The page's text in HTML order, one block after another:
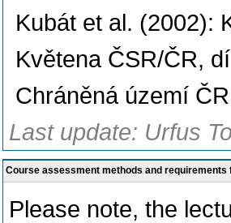
Kubát et al. (2002):
Květena ČSR/ČR,
Chráněná území
Last update: Urfus
Course assessment methods and
Please note, the